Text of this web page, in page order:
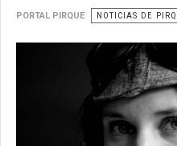
PORTAL PIRQUE NOTICIAS DE